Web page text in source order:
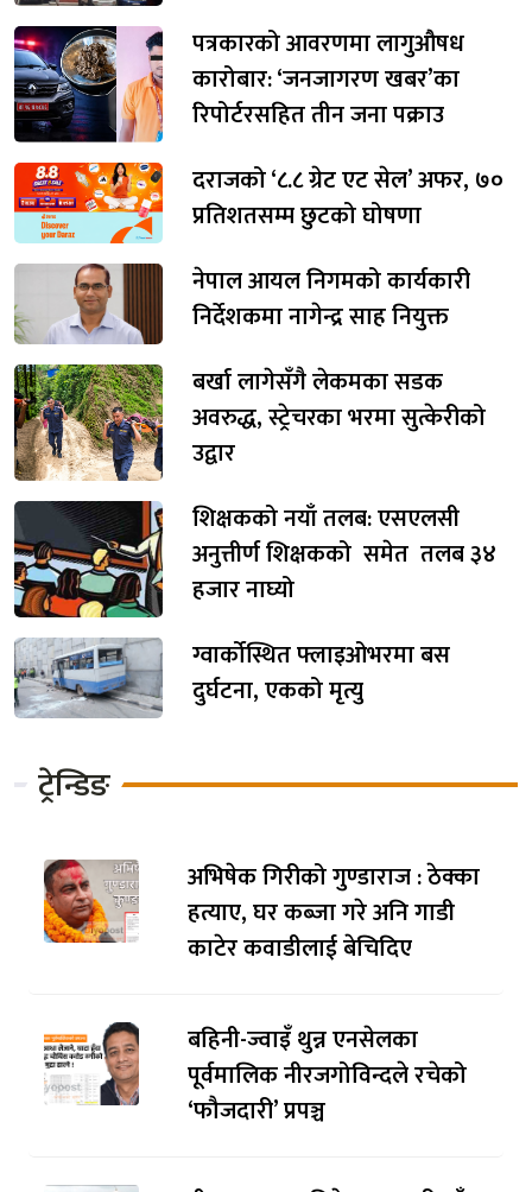
पत्रकारको आवरणमा लागुऔषध
कारोबार: ‘जनजागरण खबर’का
रिपोर्टरसहित तीन जना पक्राउ
दराजको ‘८.८ ग्रेट एट सेल’ अफर, ७०
प्रतिशतसम्म छुटको घोषणा
नेपाल आयल निगमको कार्यकारी
निर्देशकमा नागेन्द्र साह नियुक्त
बर्खा लागेसँगै लेकमका सडक
अवरुद्ध, स्ट्रेचरका भरमा सुत्केरीको
उद्वार
शिक्षकको नयाँ तलब: एसएलसी
अनुत्तीर्ण शिक्षकको समेत तलब ३४
हजार नाघ्यो
ग्वार्कोस्थित फ्लाइओभरमा बस
दुर्घटना, एकको मृत्यु
ट्रेन्डिङ
अभिषेक गिरीको गुण्डाराज : ठेक्का
हत्याए, घर कब्जा गरे अनि गाडी
काटेर कवाडीलाई बेचिदिए
बहिनी-ज्वाइँ थुन्न एनसेलका
पूर्वमालिक नीरजगोविन्दले रचेको
‘फौजदारी’ प्रपञ्च